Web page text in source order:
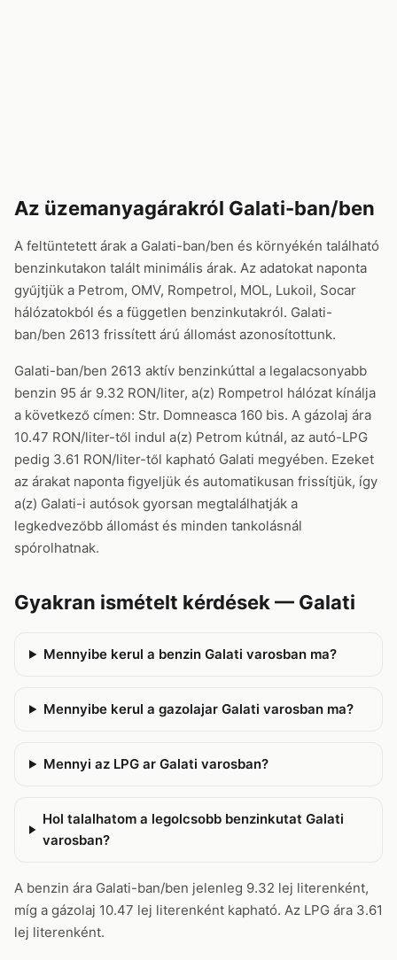
Az üzemanyagárakról Galati-ban/ben
A feltüntetett árak a Galati-ban/ben és környékén található
benzinkutakon talált minimális árak. Az adatokat naponta
gyűjtjük a Petrom, OMV, Rompetrol, MOL, Lukoil, Socar
hálózatokból és a független benzinkutakról. Galati-
ban/ben 2613 frissített árú állomást azonosítottunk.
Galati-ban/ben 2613 aktív benzinkúttal a legalacsonyabb
benzin 95 ár 9.32 RON/liter, a(z) Rompetrol hálózat kínálja
a következő címen: Str. Domneasca 160 bis. A gázolaj ára
10.47 RON/liter-től indul a(z) Petrom kútnál, az autó-LPG
pedig 3.61 RON/liter-től kapható Galati megyében. Ezeket
az árakat naponta figyeljük és automatikusan frissítjük, így
a(z) Galati-i autósok gyorsan megtalálhatják a
legkedvezőbb állomást és minden tankolásnál
spórolhatnak.
Gyakran ismételt kérdések — Galati
Mennyibe kerul a benzin Galati varosban ma?
Mennyibe kerul a gazolajar Galati varosban ma?
Mennyi az LPG ar Galati varosban?
Hol talalhatom a legolcsobb benzinkutat Galati
varosban?
A benzin ára Galati-ban/ben jelenleg 9.32 lej literenként,
míg a gázolaj 10.47 lej literenként kapható. Az LPG ára 3.61
lej literenként.